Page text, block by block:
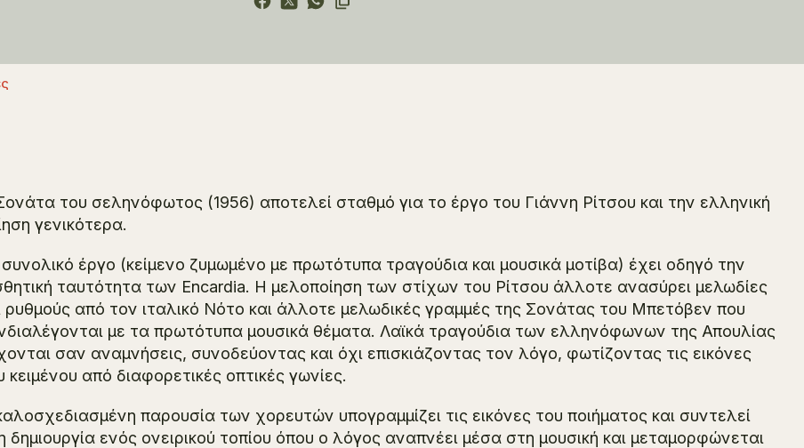
του σεληνόφωτος (1956) αποτελεί σταθμό για το έργο του Γιάννη Ρίτσου και την ελληνική
γενικότερα.
έργο (κείμενο ζυμωμένο με πρωτότυπα τραγούδια και μουσικά μοτίβα) έχει οδηγό την
ταυτότητα των Encardia. Η μελοποίηση των στίχων του Ρίτσου άλλοτε ανασύρει μελωδίες
ρυθμούς από τον ιταλικό Νότο και άλλοτε μελωδικές γραμμές της Σονάτας του Μπετόβεν που
με τα πρωτότυπα μουσικά θέματα. Λαϊκά τραγούδια των ελληνόφωνων της Απουλίας
σαν αναμνήσεις, συνοδεύοντας και όχι επισκιάζοντας τον λόγο, φωτίζοντας τις εικόνες
κειμένου από διαφορετικές οπτικές γωνίες.
παρουσία των χορευτών υπογραμμίζει τις εικόνες του ποιήματος και συντελεί
δημιουργία ενός ονειρικού τοπίου όπου ο λόγος αναπνέει μέσα στη μουσική και μεταμορφώνεται